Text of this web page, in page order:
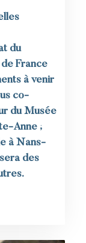
du
France
à venir
co-
du Musée
Anne ;
à Nans-
des